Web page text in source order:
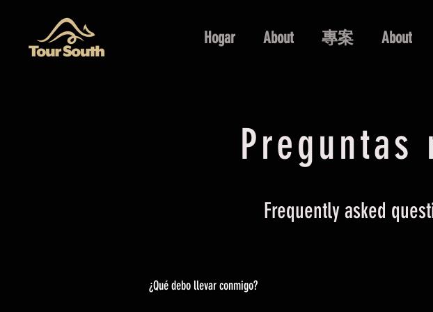
Hogar About 專案 About
Preguntas
Frequently asked
¿Qué debo llevar conmigo?